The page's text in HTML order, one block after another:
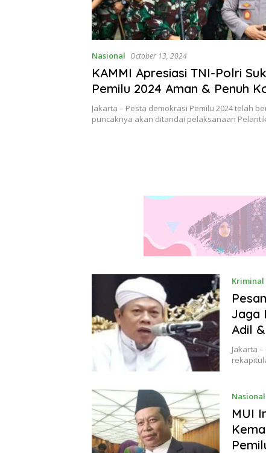
Nasional October 13, 2024
KAMMI Apresiasi TNI-Polri
Pemilu 2024 Aman & Penuh
Jakarta – Pesta demokrasi Pemilu 2024 telah
puncaknya akan ditandai pelaksanaan
Kriminal
Jaga
Adil
Jakarta
Nasional
MUI